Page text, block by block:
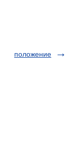
положение